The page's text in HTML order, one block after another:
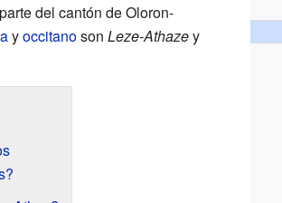
del cantón de Oloron-
yoccitanoson Leze-Athazey